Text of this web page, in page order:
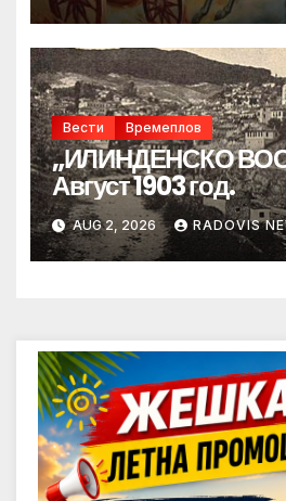
Вести Времеплов
„ИЛИНДЕНСКО
Август 1903 год.
AUG 2, 2026 RADOVIS